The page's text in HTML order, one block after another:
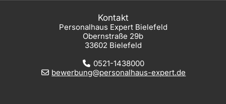
Kontakt
Personalhaus Expert Bielefeld
Obernstraße 29b
33602 Bielefeld
0521-1438000
bewerbung@personalhaus-expert.de